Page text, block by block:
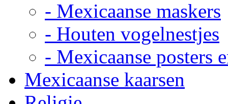
- Mexicaanse maskers
- Houten vogelnestjes
- Mexicaanse posters
Mexicaanse kaarsen